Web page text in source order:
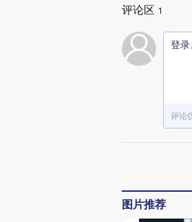
评论区 1
登录
评论
图片推荐